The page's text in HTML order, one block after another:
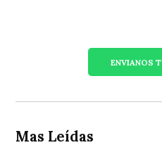
ENVIANOS
Mas Leídas